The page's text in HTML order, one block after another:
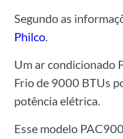
Segundo as
Philco.
Um ar condicionado
Frio de 9000 BTUs
potência elétrica.
Esse modelo